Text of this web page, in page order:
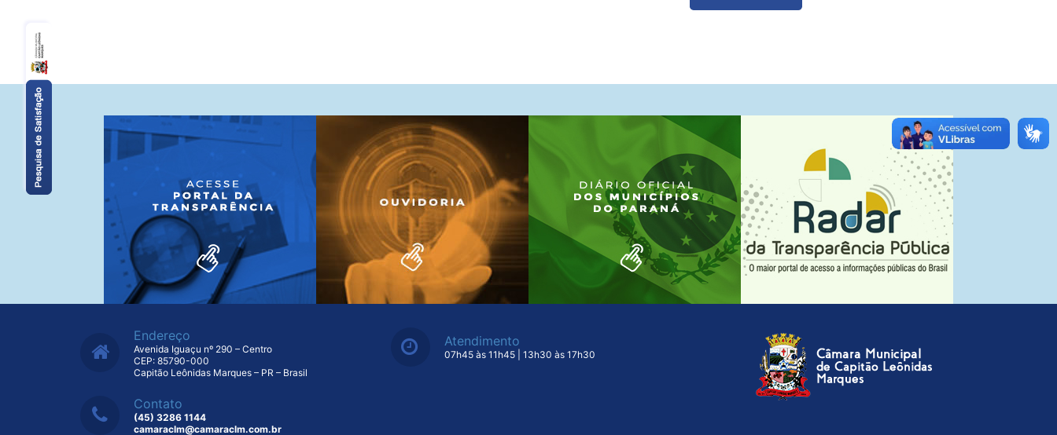
Endereço
Avenida Iguaçu nº 290 – Centro
CEP: 85790-000
Capitão Leônidas Marques – PR – Brasil
Contato
(45) 3286 1144
camaraclm@camaraclm.com.br
Atendimento
07h45 às 11h45 | 13h30 às 17h30